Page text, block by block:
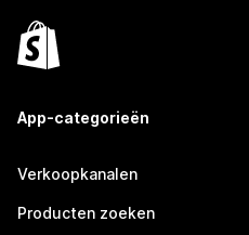
App-categorieën
Verkoopkanalen
Producten zoeken